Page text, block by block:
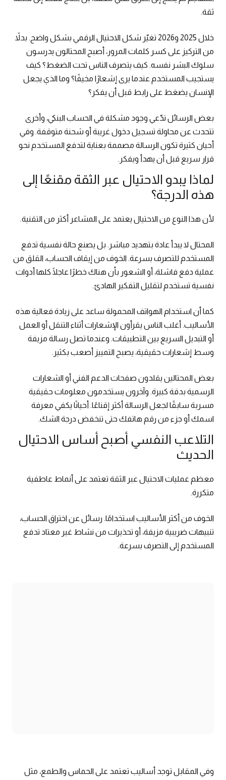
ثقة.
خلال 2025 و2026 تغيّر شكل الاحتيال الرقمي بشكل واضح. بدلاً
من التركيز على كسر كلمات المرور، أصبح المحتالون يدرسون
سلوك البشر نفسه. كيف يتصرف الناس تحت الضغط؟ كيف
يستجيب المستخدم عندما يرى إشعارًا مخيفًا؟ وما الذي يجعل
الإنسان يضغط على رابط قبل أن يفكر؟
بعض الرسائل تدّعي وجود مشكلة في الحساب البنكي، وأخرى
تتحدث عن محاولة تسجيل دخول غريبة أو شحنة متوقفة. وفي
أحيان كثيرة تكون الرسالة مصممة بعناية لتدفع المستخدم نحو
قرار سريع قبل أن يهدأ ويفكر.
لماذا يبدو الاحتيال عبر الثقة مقنعًا إلى
هذه الدرجة؟
لأن هذا النوع من الاحتيال يعتمد على المشاعر أكثر من التقنية.
المحتال لا يبدأ عادة بتهديد مباشر. بل يصنع حالة نفسية تدفع
المستخدم للتصرف بسرعة. الخوف من إيقاف الحساب، القلق من
عملية دفع فاشلة، أو الشعور بأن هناك خطرًا عاجلًا كلها أدوات
نفسية تستخدم لتقليل التفكير الهادئ.
كما أن استخدام الهواتف المحمولة ساعد على زيادة فعالية هذه
الأساليب. أغلب الناس يقرأون الإشعارات أثناء التنقل أو العمل
أو التبديل السريع بين التطبيقات. وعندما تصل رسالة مزيفة
وسط إشعارات حقيقية، يصبح التمييز أصعب بكثير.
بعض المحتالين يقلدون صفحات الدعم الفني أو الشعارات
الرسمية بدقة كبيرة. وآخرون يستخدمون معلومات حقيقية
مسربة سابقًا لجعل الرسالة أكثر إقناعًا. أحيانًا يكفي معرفة
اسمك أو جزء من رقم هاتفك حتى تنخفض درجة الشك.
التلاعب النفسي أصبح أساس الاحتيال
الحديث
معظم عمليات الاحتيال عبر الثقة تعتمد على أنماط عاطفية
متكررة.
الخوف من أكثر الأساليب استخدامًا. رسائل عن اختراق الحساب،
تنبيهات ضريبية مزيفة، أو تحذيرات من نشاط غير معتاد تدفع
المستخدم إلى التصرف بسرعة.
وفي المقابل توجد أساليب تعتمد على الحماس والطمع، مثل